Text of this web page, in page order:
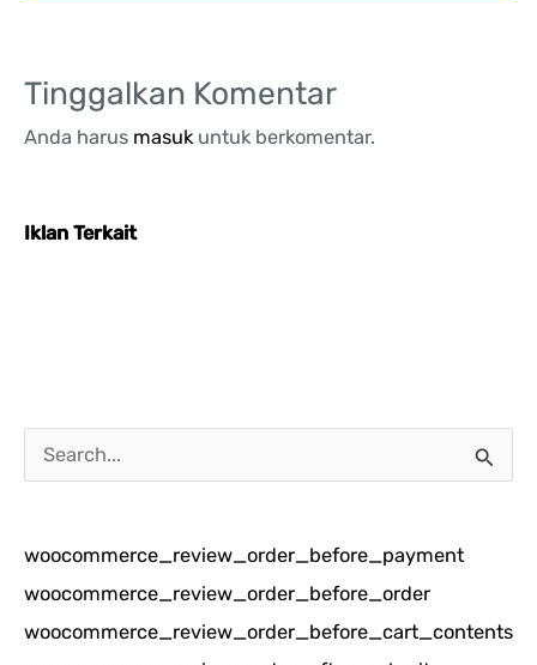
Tinggalkan Komentar
Anda harus masukuntuk berkomentar.
Iklan Terkait
a
i
u
n
woocommerce_review_order_before_payment
woocommerce_review_order_before_order
woocommerce_review_order_before_cart_contents